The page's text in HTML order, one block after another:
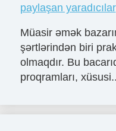
paylaşan yaradıcılar
Müasir əmək
şərtlərindən biri
olmaqdır. Bu
proqramları,